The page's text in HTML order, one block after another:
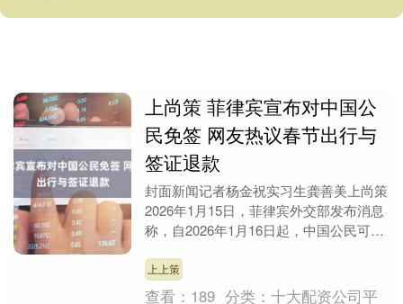
上尚策 菲律宾宣布对中国公
民免签 网友热议春节出行与
签证退款
封面新闻记者杨金祝实习生龚善美上尚策
2026年1月15日，菲律宾外交部发布消息
称，自2026年1月16日起，中国公民可免
免....
上上策
查看： 189 分类：十大配资公司平